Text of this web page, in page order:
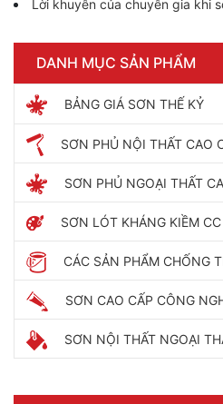
DANH MỤC SẢN PHẨM
BẢNG GIÁ SƠN THẾ KỶ
SƠN PHỦ NỘI THẤT CAO
SƠN PHỦ NGOẠI THẤT
SƠN LÓT KHÁNG KIỀM
CÁC SẢN PHẨM CHỐNG
SƠN CAO CẤP CÔNG
SƠN NỘI THẤT NGOẠI
Lời khuyên của chuyên gia khi